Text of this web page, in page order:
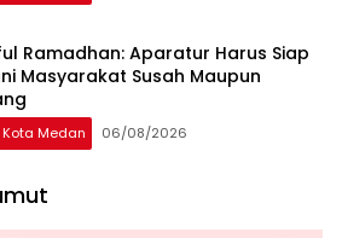
Ramadhan: Aparatur Harus Siap
Masyarakat Susah Maupun
Kota Medan 06/08/2026